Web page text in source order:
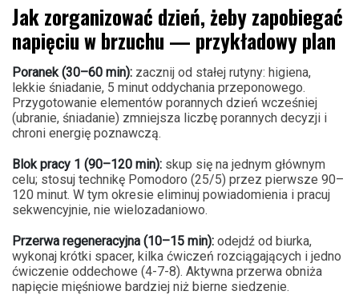
Jak zorganizować dzień, żeby zapobiegać
napięciu w brzuchu — przykładowy plan
Poranek (30–60 min): zacznij od stałej rutyny: higiena,
lekkie śniadanie, 5 minut oddychania przeponowego.
Przygotowanie elementów porannych dzień wcześniej
(ubranie, śniadanie) zmniejsza liczbę porannych decyzji i
chroni energię poznawczą.
Blok pracy 1 (90–120 min): skup się na jednym głównym
celu; stosuj technikę Pomodoro (25/5) przez pierwsze 90–
120 minut. W tym okresie eliminuj powiadomienia i pracuj
sekwencyjnie, nie wielozadaniowo.
Przerwa regeneracyjna (10–15 min): odejdź od biurka,
wykonaj krótki spacer, kilka ćwiczeń rozciągających i jedno
ćwiczenie oddechowe (4-7-8). Aktywna przerwa obniża
napięcie mięśniowe bardziej niż bierne siedzenie.